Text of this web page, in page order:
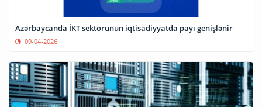
Azərbaycanda İKT sektorunun iqtisadiyyatda payı genişlənir
09-04-2026